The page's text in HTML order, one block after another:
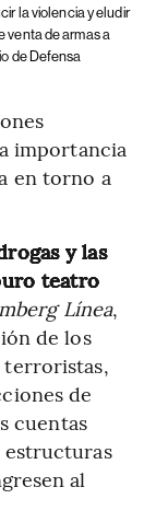
la violencia y eludir
venta de armas a
de Defensa
importancia
en torno a
y las
teatro
Línea,
de los
terroristas,
de
cuentas
estructuras
al